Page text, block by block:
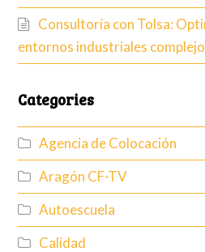
Consultoría con Tolsa:
entornos industriales
Categories
Agencia de Colocación
Aragón CF-TV
Autoescuela
Calidad